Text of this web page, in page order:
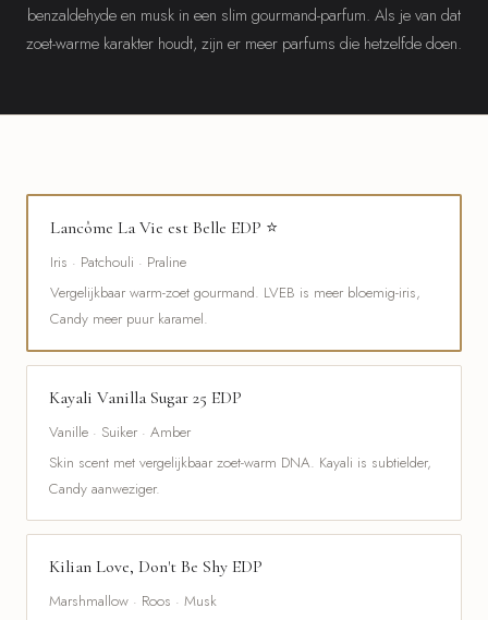
benzaldehyde en musk in een slim gourmand-parfum. Als je van dat
zoet-warme karakter houdt, zijn er meer parfums die hetzelfde doen.
Lancôme La Vie est Belle EDP ⭐
Iris · Patchouli · Praline
Vergelijkbaar warm-zoet gourmand. LVEB is meer bloemig-iris,
Candy meer puur karamel.
Kayali Vanilla Sugar 25 EDP
Vanille · Suiker · Amber
Skin scent met vergelijkbaar zoet-warm DNA. Kayali is subtielder,
Candy aanweziger.
Kilian Love, Don't Be Shy EDP
Marshmallow · Roos · Musk